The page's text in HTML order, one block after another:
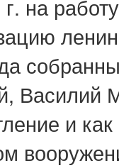
на
Василий
и